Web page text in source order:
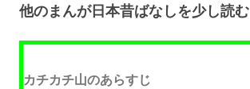
他のまんが日本昔ばなしを少し読む
カチカチ山のあらすじ